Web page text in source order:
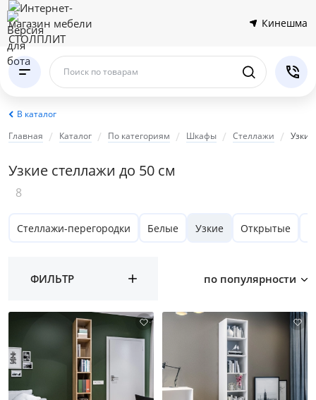
Кинешма
Поиск по товарам
В каталог
Главная
Каталог По категориям Шкафы Стеллажи
Узкие стеллажи до 50 см
8
Стеллажи-перегородки Белые Узкие Открытые
ФИЛЬТР по популярности